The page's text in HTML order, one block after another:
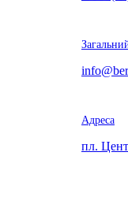
Адреса
пл.